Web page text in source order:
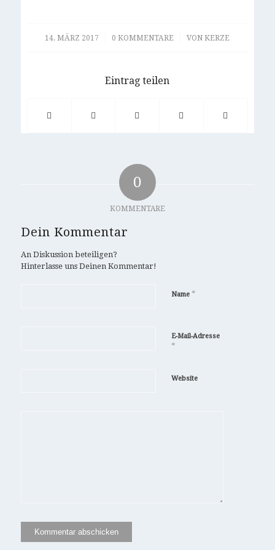
14. MÄRZ 2017
/ 0 KOMMENTARE
/ VONKERZE
Eintrag teilen
0
KOMMENTARE
Dein Kommentar
An Diskussion beteiligen?
Hinterlasse uns Deinen Kommentar!
Name *
E-Mail-Adresse
*
Website